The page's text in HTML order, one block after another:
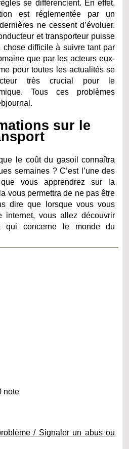
se différencient. En effet,
est réglementée par un
ne cessent d’évoluer.
et transporteur puisse
chose difficile à suivre tant par
que par les acteurs eux-
pour toutes les actualités se
très crucial pour le
Tous ces problèmes
sur le
le coût du gasoil connaîtra
semaines ? C’est l’une des
que vous apprendrez sur la
vous permettra de ne pas être
dire que lorsque vous vous
internet, vous allez découvrir
qui concerne le monde du
note
/ Signaler un abus ou